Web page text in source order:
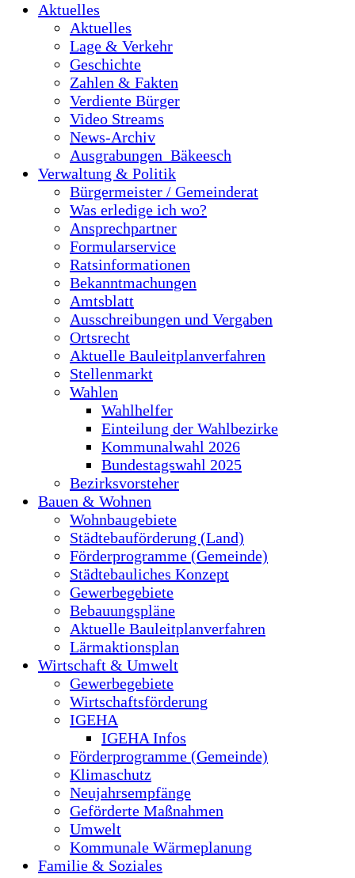
Aktuelles
Aktuelles
Lage & Verkehr
Geschichte
Zahlen & Fakten
Verdiente Bürger
Video Streams
News-Archiv
Ausgrabungen_Bäkeesch
Verwaltung & Politik
Bürgermeister / Gemeinderat
Was erledige ich wo?
Ansprechpartner
Formularservice
Ratsinformationen
Bekanntmachungen
Amtsblatt
Ausschreibungen und Vergaben
Ortsrecht
Aktuelle Bauleitplanverfahren
Stellenmarkt
Wahlen
Wahlhelfer
Einteilung der Wahlbezirke
Kommunalwahl 2026
Bundestagswahl 2025
Bezirksvorsteher
Bauen & Wohnen
Wohnbaugebiete
Städtebauförderung (Land)
Förderprogramme (Gemeinde)
Städtebauliches Konzept
Gewerbegebiete
Bebauungspläne
Aktuelle Bauleitplanverfahren
Lärmaktionsplan
Wirtschaft & Umwelt
Gewerbegebiete
Wirtschaftsförderung
IGEHA
IGEHA Infos
Förderprogramme (Gemeinde)
Klimaschutz
Neujahrsempfänge
Geförderte Maßnahmen
Umwelt
Kommunale Wärmeplanung
Familie & Soziales